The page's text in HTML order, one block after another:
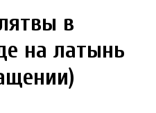
в
на латынь